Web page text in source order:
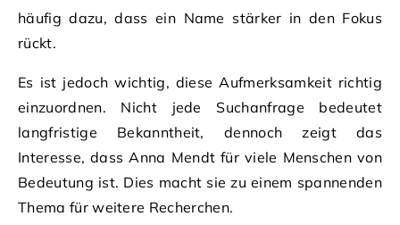
häufig dazu, dass ein Name stärker in den Fokus
rückt.
Es ist jedoch wichtig, diese Aufmerksamkeit richtig
einzuordnen. Nicht jede Suchanfrage bedeutet
langfristige Bekanntheit, dennoch zeigt das
Interesse, dass Anna Mendt für viele Menschen von
Bedeutung ist. Dies macht sie zu einem spannenden
Thema für weitere Recherchen.